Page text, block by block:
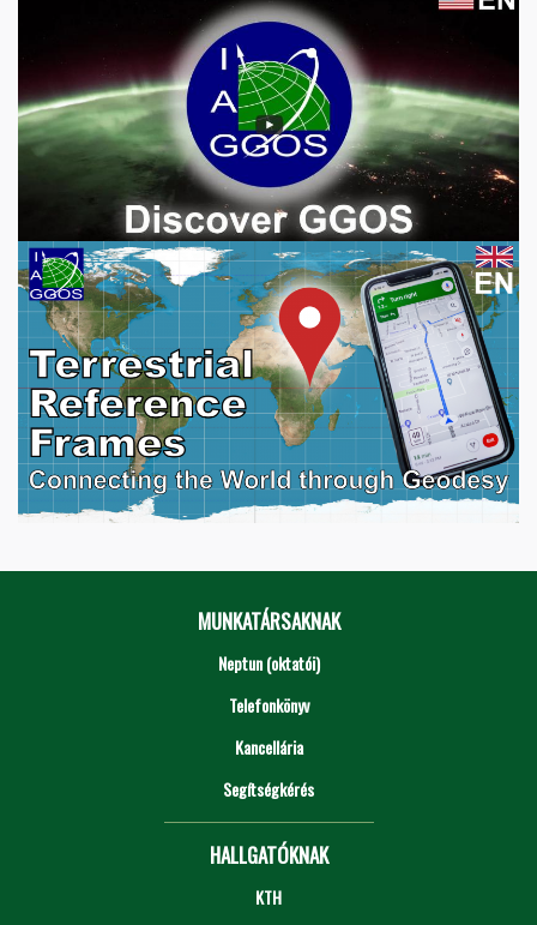
MUNKATÁRSAKNAK
Neptun (oktatói)
Telefonkönyv
Kancellária
Segítségkérés
HALLGATÓKNAK
KTH